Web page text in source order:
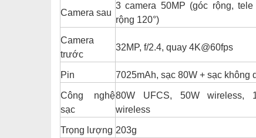
Camera sau
3 camera 50MP (góc rộng,
rộng 120°)
Camera
trước
32MP, f/2.4, quay 4K@60fps
Pin 7025mAh, sạc 80W + sạc không
Công nghệ
sạc
80W UFCS, 50W wireless,
wireless
Trọng lượng 203g